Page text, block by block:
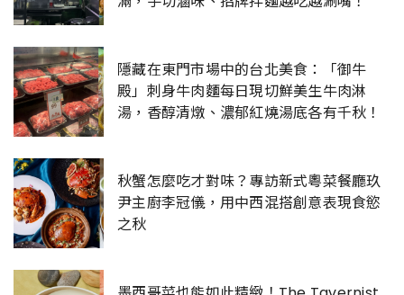
隱藏在東門市場中的台北美食：「御牛
殿」刺身牛肉麵每日現切鮮美生牛肉淋
湯，香醇清燉、濃郁紅燒湯底各有千秋！
秋蟹怎麼吃才對味？專訪新式粵菜餐廳玖
尹主廚李冠儀，用中西混搭創意表現食慾
之秋